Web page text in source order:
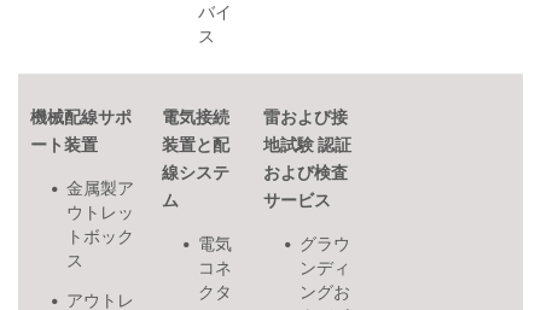
バイ
ス
機械配線サポ
ート装置
金属製ア
ウトレッ
トボック
ス
アウトレ
電気接続
装置と配
線システ
ム
電気
コネ
クタ
雷および接
地試験 認証
および検査
サービス
グラウ
ンディ
ングお